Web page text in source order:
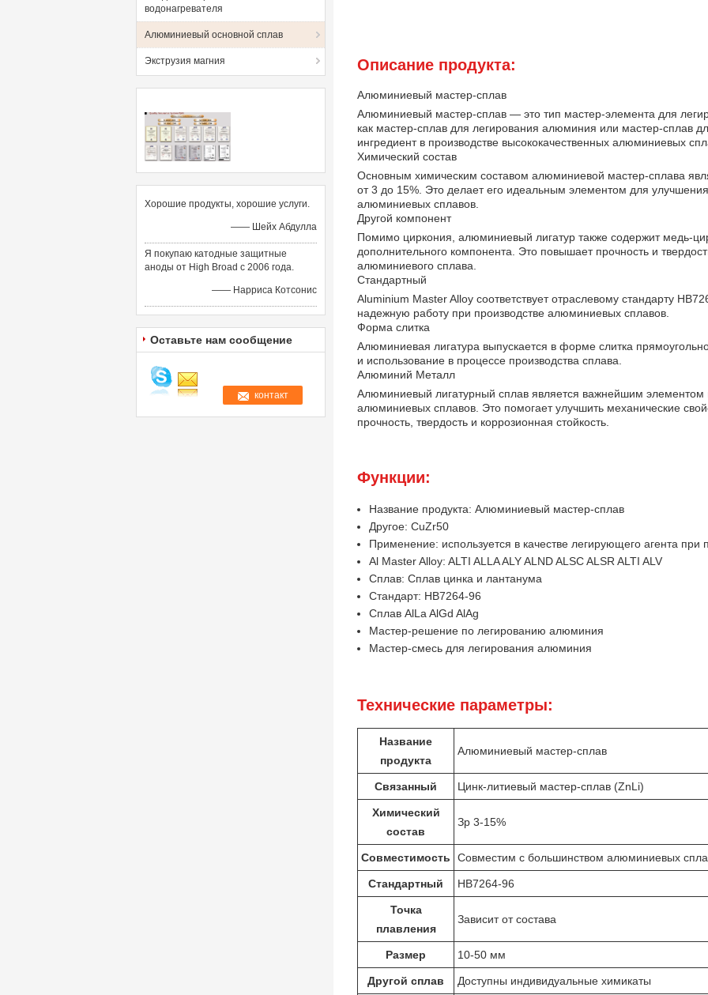
водонагревателя
Алюминиевый основной сплав
Экструзия магния
Хорошие продукты, хорошие услуги.
—— Шейх Абдулла
Я покупаю катодные защитные
аноды от High Broad с 2006 года.
—— Нарриса Котсонис
Оставьте нам сообщение
Описание продукта:
Алюминиевый мастер-сплав
Алюминиевый мастер-сплав — это тип мастер-элемента для
как мастер-сплав для легирования алюминия или мастер-сплав
ингредиент в производстве высококачественных алюминиевых
Химический состав
Основным химическим составом алюминиевой мастер-сплава
от 3 до 15%. Это делает его идеальным элементом для
алюминиевых сплавов.
Другой компонент
Помимо циркония, алюминиевый лигатур также содержит медь-
дополнительного компонента. Это повышает прочность и
алюминиевого сплава.
Стандартный
Aluminium Master Alloy соответствует отраслевому стандарту
надежную работу при производстве алюминиевых сплавов.
Форма слитка
Алюминиевая лигатура выпускается в форме слитка
и использование в процессе производства сплава.
Алюминий Металл
Алюминиевый лигатурный сплав является важнейшим элементом
алюминиевых сплавов. Это помогает улучшить механические
прочность, твердость и коррозионная стойкость.
Функции:
Название продукта: Алюминиевый мастер-сплав
Другое: CuZr50
Применение: используется в качестве легирующего агента
Al Master Alloy: ALTI ALLA ALY ALND ALSC ALSR ALTI ALV
Сплав: Сплав цинка и лантанума
Стандарт: HB7264-96
Сплав AlLa AlGd AlAg
Мастер-решение по легированию алюминия
Мастер-смесь для легирования алюминия
Технические параметры:
Название
продукта
Алюминиевый мастер-сплав
Связанный Цинк-литиевый мастер-сплав (ZnLi)
Химический
состав
Зр 3-15%
Совместимость Совместим с большинством алюминиевых
Стандартный HB7264-96
Точка
плавления
Зависит от состава
Размер 10-50 мм
Другой сплав Доступны индивидуальные химикаты